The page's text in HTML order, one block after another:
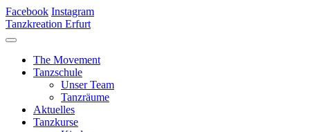
Facebook Instagram
Tanzkreation Erfurt
The Movement
Tanzschule
Unser Team
Tanzräume
Aktuelles
Tanzkurse